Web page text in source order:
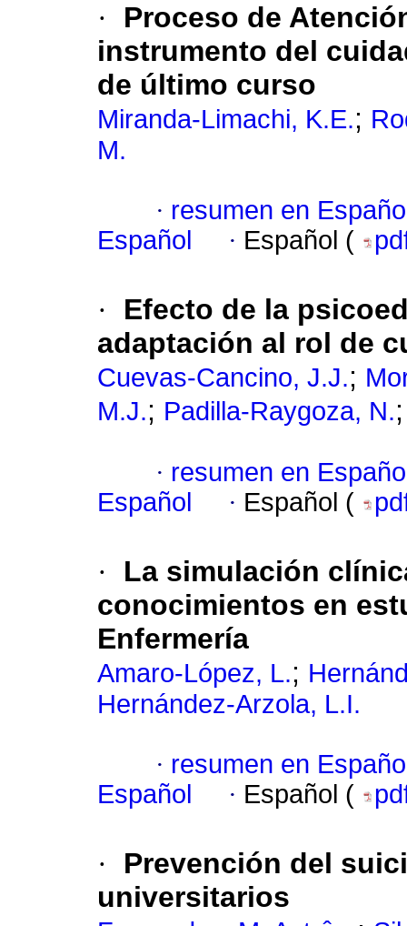
·
Proceso de
instrumento del
de último curso
Miranda-Limachi, K.E.;
M.
· resumen en
Español
· Español (
·
Efecto de la
adaptación al rol de
Cuevas-Cancino, J.J.;
M.J.; Padilla-Raygoza, N.
· resumen en
Español
· Español (
·
La simulación
conocimientos en
Enfermería
Amaro-López, L.;
Hernández-Arzola, L.I.
· resumen en
Español
· Español (
·
Prevención del
universitarios